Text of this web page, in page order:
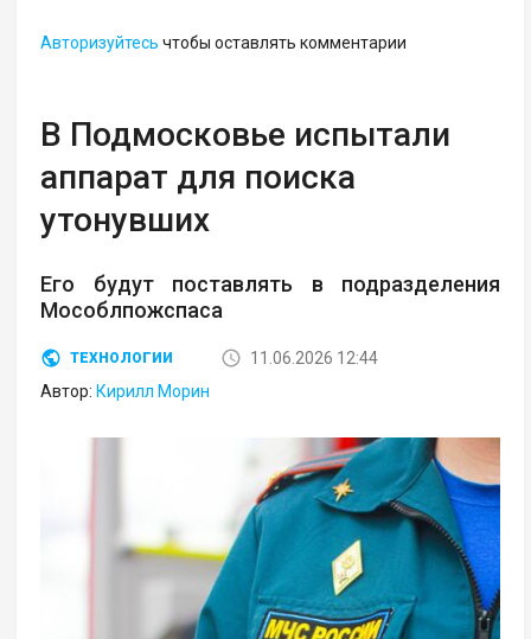
Авторизуйтесь чтобы оставлять комментарии
В Подмосковье испытали
аппарат для поиска
утонувших
Его будут поставлять в подразделения
Мособлпожспаса
ТЕХНОЛОГИИ
11.06.2026 12:44
Автор: Кирилл Морин